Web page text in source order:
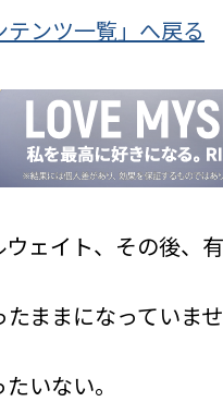
ンツ一覧」へ戻る
ェイト、その後、
ままになっていま
いない。